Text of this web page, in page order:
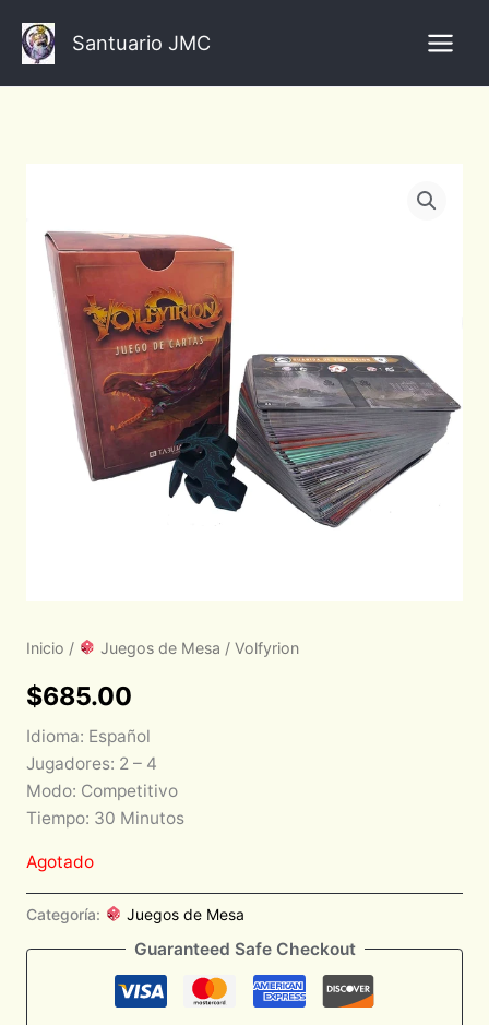
contenido
Santuario JMC
Inicio / Juegos de Mesa / Volfyrion
$685.00
Idioma: Español
Jugadores: 2 – 4
Modo: Competitivo
Tiempo: 30 Minutos
Agotado
Categoría: Juegos de Mesa
Guaranteed Safe Checkout